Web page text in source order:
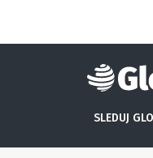
SLEDUJ